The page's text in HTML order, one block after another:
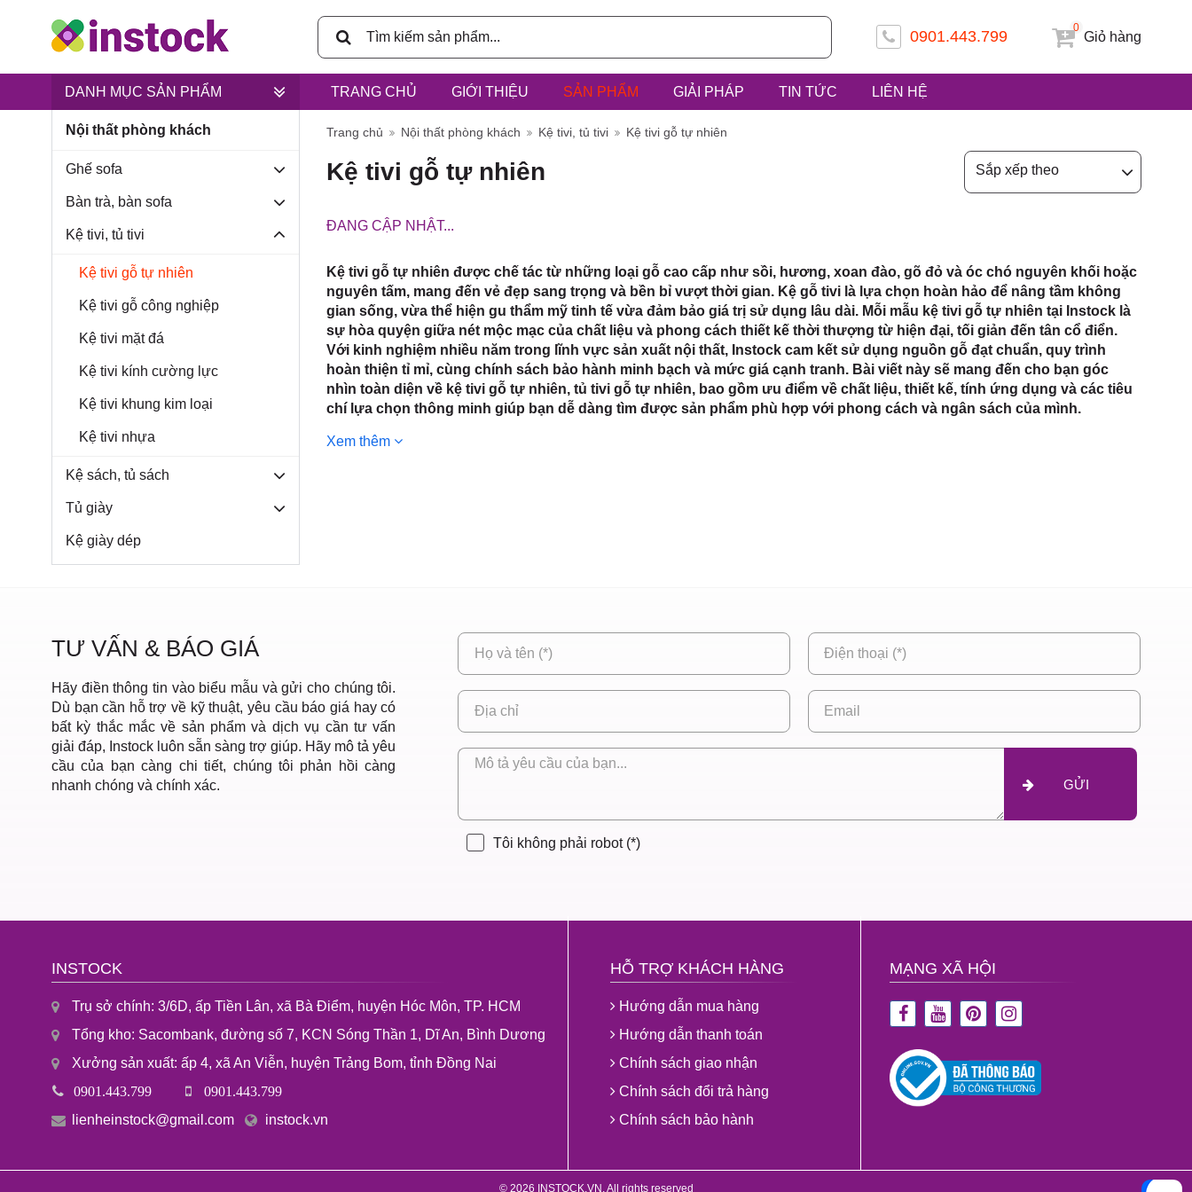
0901.443.799 Giỏ hàng
0
DANH MỤC SẢN PHẨM TRANG CHỦ GIỚI THIỆU SẢN PHẨM GIẢI PHÁP TIN TỨC LIÊN HỆ
Trụ sở chính: 3/6D, ấp Tiền
Lân, xã Bà Điểm, huyện Hóc
Môn, TP. HCM
Nội thất phòng khách
Ghế sofa
Bàn trà, bàn sofa
Kệ tivi, tủ tivi
Kệ tivi gỗ tự nhiên
Kệ tivi gỗ công nghiệp
Kệ tivi mặt đá
Kệ tivi kính cường lực
Kệ tivi khung kim loại
Kệ tivi nhựa
Kệ sách, tủ sách
Tủ giày
Kệ giày dép
Trang chủ Nội thất phòng khách Kệ tivi, tủ tivi Kệ tivi gỗ tự nhiên
Kệ tivi gỗ tự nhiên Sắp xếp theo
ĐANG CẬP NHẬT...
Kệ tivi gỗ tự nhiên được chế tác từ những loại gỗ cao cấp như sồi, hương, xoan đào, gõ đỏ và óc chó nguyên khối hoặc
nguyên tấm, mang đến vẻ đẹp sang trọng và bền bỉ vượt thời gian. Kệ gỗ tivi là lựa chọn hoàn hảo để nâng tầm không
gian sống, vừa thể hiện gu thẩm mỹ tinh tế vừa đảm bảo giá trị sử dụng lâu dài. Mỗi mẫu kệ tivi gỗ tự nhiên tại Instock là
sự hòa quyện giữa nét mộc mạc của chất liệu và phong cách thiết kế thời thượng từ hiện đại, tối giản đến tân cổ điển.
Với kinh nghiệm nhiều năm trong lĩnh vực sản xuất nội thất, Instock cam kết sử dụng nguồn gỗ đạt chuẩn, quy trình
hoàn thiện tỉ mỉ, cùng chính sách bảo hành minh bạch và mức giá cạnh tranh. Bài viết này sẽ mang đến cho bạn góc
nhìn toàn diện về kệ tivi gỗ tự nhiên, tủ tivi gỗ tự nhiên, bao gồm ưu điểm về chất liệu, thiết kế, tính ứng dụng và các tiêu
chí lựa chọn thông minh giúp bạn dễ dàng tìm được sản phẩm phù hợp với phong cách và ngân sách của mình.
Xem thêm
TƯ VẤN & BÁO GIÁ
Hãy điền thông tin vào biểu mẫu và gửi cho chúng tôi.
Dù bạn cần hỗ trợ về kỹ thuật, yêu cầu báo giá hay có
bất kỳ thắc mắc về sản phẩm và dịch vụ cần tư vấn
giải đáp, Instock luôn sẵn sàng trợ giúp. Hãy mô tả yêu
cầu của bạn càng chi tiết, chúng tôi phản hồi càng
nhanh chóng và chính xác.
GỬI
Tôi không phải robot (*)
INSTOCK
Trụ sở chính: 3/6D, ấp Tiền Lân, xã Bà Điểm, huyện Hóc Môn, TP. HCM
Tổng kho: Sacombank, đường số 7, KCN Sóng Thần 1, Dĩ An, Bình Dương
Xưởng sản xuất: ấp 4, xã An Viễn, huyện Trảng Bom, tỉnh Đồng Nai
0901.443.799 0901.443.799
lienheinstock@gmail.com instock.vn
HỖ TRỢ KHÁCH HÀNG
Hướng dẫn mua hàng
Hướng dẫn thanh toán
Chính sách giao nhận
Chính sách đổi trả hàng
Chính sách bảo hành
MẠNG XÃ HỘI
© 2026 INSTOCK.VN. All rights reserved